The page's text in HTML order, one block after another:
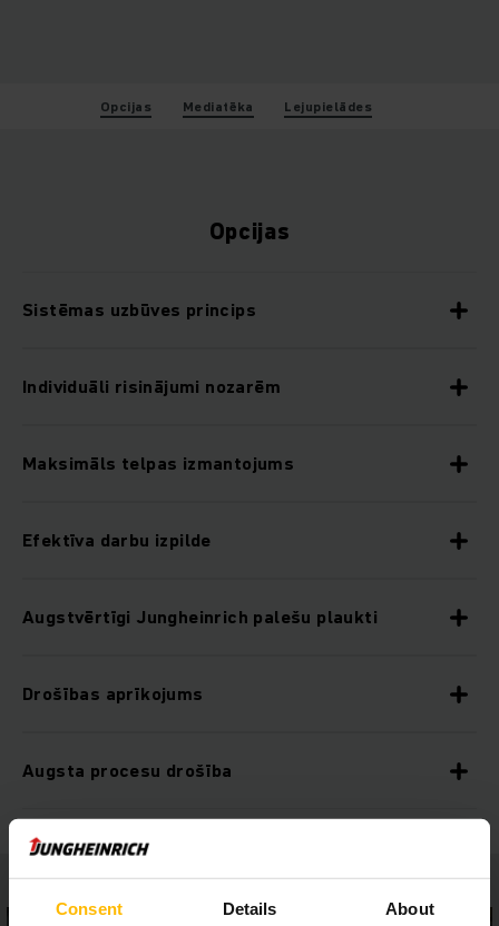
Consent Details About
Opcijas Mediatēka Lejupielādes
Opcijas
Sistēmas uzbūves princips
Individuāli risinājumi nozarēm
Maksimāls telpas izmantojums
Efektīva darbu izpilde
Augstvērtīgi Jungheinrich palešu plaukti
Drošības aprīkojums
Augsta procesu drošība